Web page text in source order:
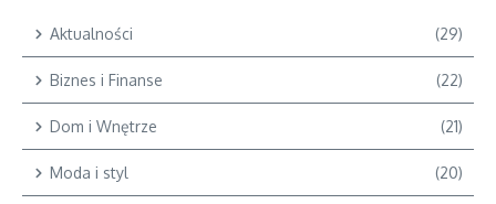
Aktualności (29)
Biznes i Finanse (22)
Dom i Wnętrze (21)
Moda i styl (20)